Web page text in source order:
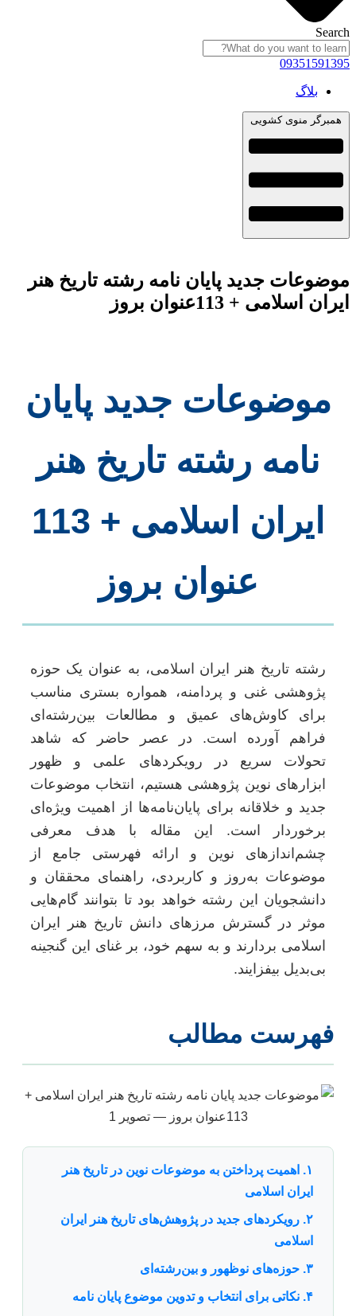
بلاگ
منوی کشویی
جدید پایان نامه رشته تاریخ هنر
اسلامی + 113عنوان بروز
موضوعات جدید پایان
نامه رشته تاریخ هنر
ایران اسلامی + 113
عنوان بروز
رشته تاریخ هنر ایران اسلامی، به عنوان یک حوزه
پژوهشی غنی و پردامنه، همواره بستری مناسب
برای کاوش‌های عمیق و مطالعات بین‌رشته‌ای
فراهم آورده است. در عصر حاضر که شاهد
تحولات سریع در رویکردهای علمی و ظهور
ابزارهای نوین پژوهشی هستیم، انتخاب موضوعات
جدید و خلاقانه برای پایان‌نامه‌ها از اهمیت ویژه‌ای
برخوردار است. این مقاله با هدف معرفی
چشم‌اندازهای نوین و ارائه فهرستی جامع از
موضوعات به‌روز و کاربردی، راهنمای محققان و
دانشجویان این رشته خواهد بود تا بتوانند گام‌هایی
موثر در گسترش مرزهای دانش تاریخ هنر ایران
اسلامی بردارند و به سهم خود، بر غنای این گنجینه
بی‌بدیل بیفزایند.
مطالب
۱. اهمیت پرداختن به موضوعات نوین در تاریخ هنر
ایران اسلامی
۲. رویکردهای جدید در پژوهش‌های تاریخ هنر ایران
اسلامی